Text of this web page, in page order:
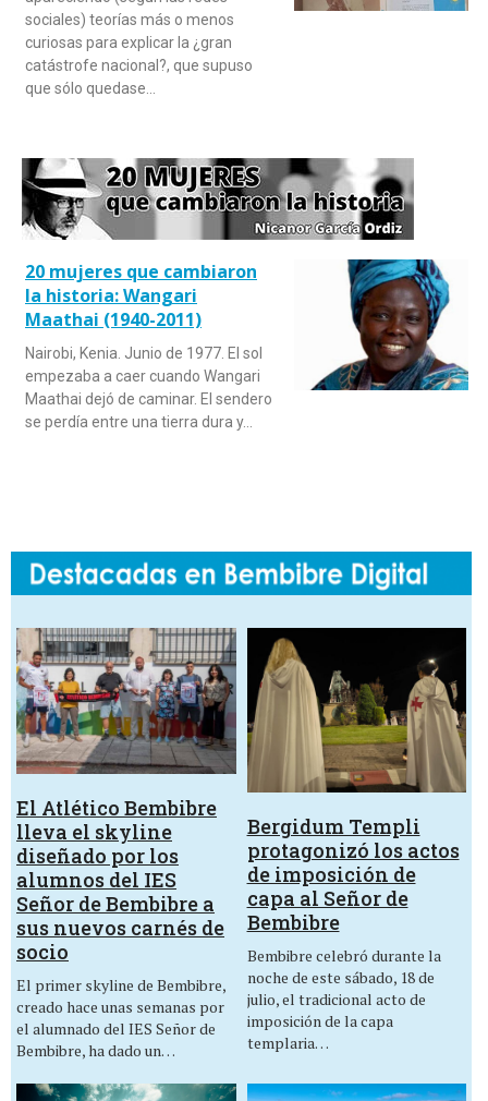
sociales) teorías más o menos
curiosas para explicar la ¿gran
catástrofe nacional?, que supuso
que sólo quedase…
20 mujeres que cambiaron
la historia: Wangari
Maathai (1940-2011)
Nairobi, Kenia. Junio de 1977. El sol
empezaba a caer cuando Wangari
Maathai dejó de caminar. El sendero
se perdía entre una tierra dura y…
El Atlético Bembibre
lleva el skyline
diseñado por los
alumnos del IES
Señor de Bembibre a
sus nuevos carnés de
socio
El primer skyline de Bembibre,
creado hace unas semanas por
el alumnado del IES Señor de
Bembibre, ha dado un…
Bergidum Templi
protagonizó los actos
de imposición de
capa al Señor de
Bembibre
Bembibre celebró durante la
noche de este sábado, 18 de
julio, el tradicional acto de
imposición de la capa
templaria…